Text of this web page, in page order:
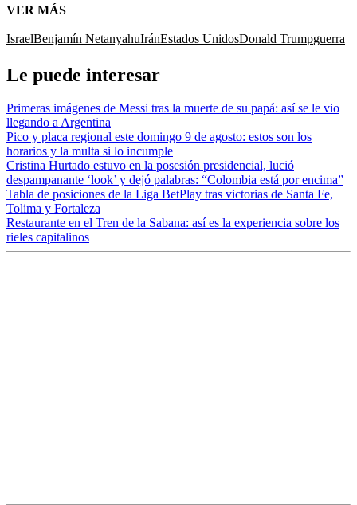
VER MÁS
IsraelBenjamín NetanyahuIránEstados UnidosDonald Trumpguerra
Le puede interesar
Primeras imágenes de Messi tras la muerte de su papá: así se le vio
llegando a Argentina
Pico y placa regional este domingo 9 de agosto: estos son los
horarios y la multa si lo incumple
Cristina Hurtado estuvo en la posesión presidencial, lució
despampanante ‘look’ y dejó palabras: “Colombia está por encima”
Tabla de posiciones de la Liga BetPlay tras victorias de Santa Fe,
Tolima y Fortaleza
Restaurante en el Tren de la Sabana: así es la experiencia sobre los
rieles capitalinos